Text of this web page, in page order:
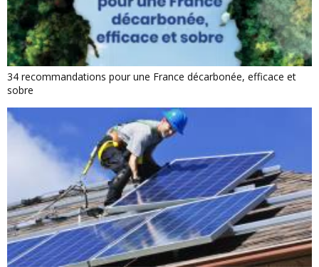
34 recommandations pour une France décarbonée, efficace et
sobre